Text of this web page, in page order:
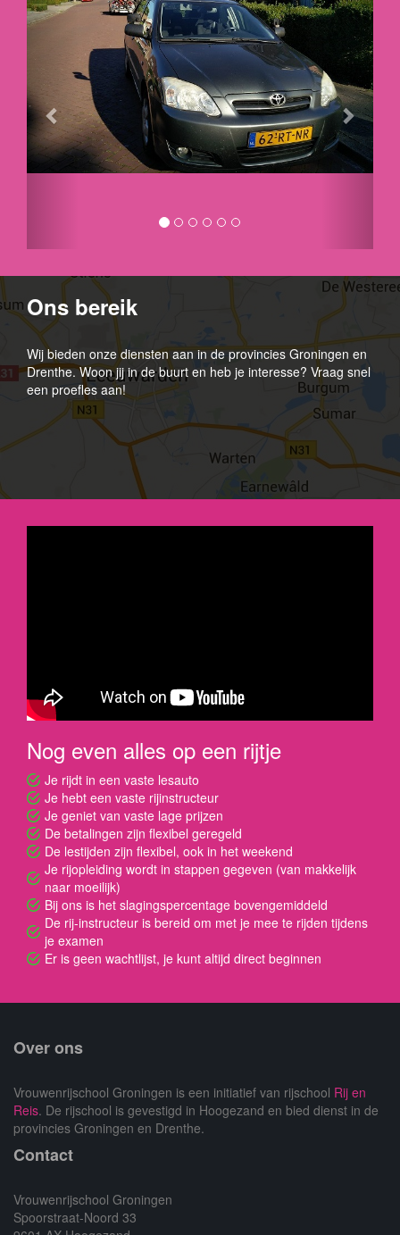
Ons bereik
Wij bieden onze diensten aan in de provincies Groningen en
Drenthe. Woon jij in de buurt en heb je interesse? Vraag snel
een proefles aan!
Nog even alles op een rijtje
Je rijdt in een vaste lesauto
Je hebt een vaste rijinstructeur
Je geniet van vaste lage prijzen
De betalingen zijn flexibel geregeld
De lestijden zijn flexibel, ook in het weekend
Je rijopleiding wordt in stappen gegeven (van makkelijk
naar moeilijk)
Bij ons is het slagingspercentage bovengemiddeld
De rij-instructeur is bereid om met je mee te rijden tijdens
je examen
Er is geen wachtlijst, je kunt altijd direct beginnen
Over ons
Vrouwenrijschool Groningen is een initiatief van rijschool Rij en
Reis. De rijschool is gevestigd in Hoogezand en bied dienst in de
provincies Groningen en Drenthe.
Contact
Vrouwenrijschool Groningen
Spoorstraat-Noord 33